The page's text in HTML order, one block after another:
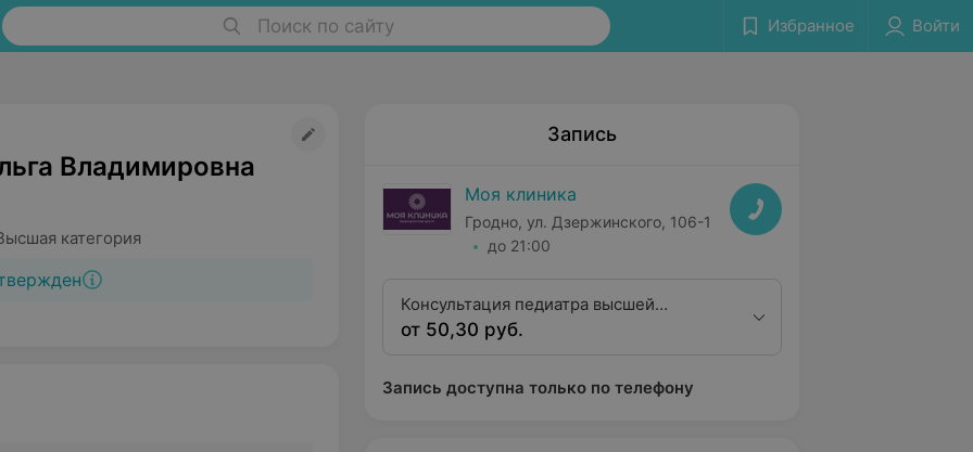
Поиск по сайту Избранное Войти
Владимировна
категория
Запись
Моя клиника
Гродно, ул. Дзержинского, 106-1
до 21:00
Консультация педиатра высшей
квалификационной категории
от 50,30 руб.
Запись доступна только по телефону